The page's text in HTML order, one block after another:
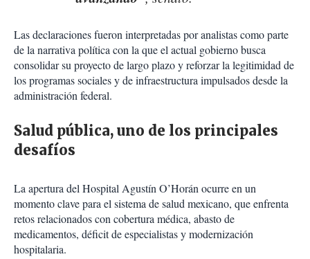
Las declaraciones fueron interpretadas por analistas como parte
de la narrativa política con la que el actual gobierno busca
consolidar su proyecto de largo plazo y reforzar la legitimidad de
los programas sociales y de infraestructura impulsados desde la
administración federal.
Salud pública, uno de los principales
desafíos
La apertura del Hospital Agustín O’Horán ocurre en un
momento clave para el sistema de salud mexicano, que enfrenta
retos relacionados con cobertura médica, abasto de
medicamentos, déficit de especialistas y modernización
hospitalaria.